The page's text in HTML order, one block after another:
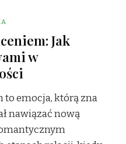
Jak
w
to emocja, którą zna
nawiązać nową